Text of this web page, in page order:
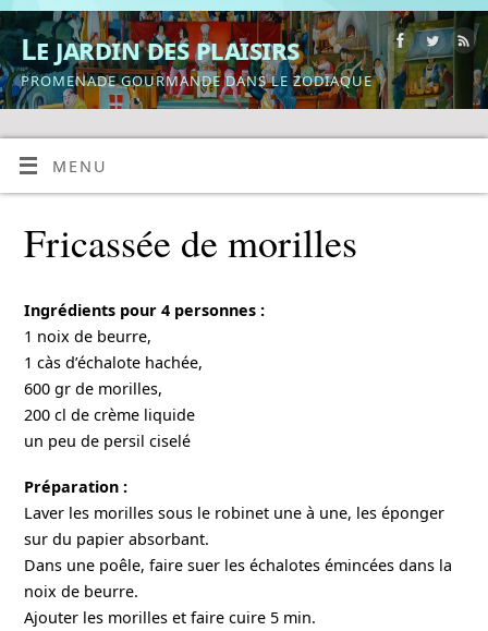
Le jardin des plaisirs
PROMENADE GOURMANDE DANS LE ZODIAQUE
MENU
Fricassée de morilles
Ingrédients pour 4 personnes :
1 noix de beurre,
1 càs d’échalote hachée,
600 gr de morilles,
200 cl de crème liquide
un peu de persil ciselé
Préparation :
Laver les morilles sous le robinet une à une, les éponger
sur du papier absorbant.
Dans une poêle, faire suer les échalotes émincées dans la
noix de beurre.
Ajouter les morilles et faire cuire 5 min.